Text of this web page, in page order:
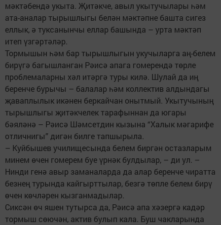
мәктәбендә укыта. Җитәкче, авыл укытучылары һәм
ата-аналар тырышлыгы белән мәктәпне башта сигез
еллык, ә туксанынчы еллар башында – урта мәктәп
итеп үзгәртәләр.
Тормышын һәм бар тырышлыгын укучыларга аң-белем
бирүгә багышланган Рәисә апага гомерендә төрле
проблемаларны хәл итәргә туры килә. Шулай да иң
беренче бурычы – балалар һәм коллектив алдындагы
җаваплылык икәнен беркайчан онытмый. Укытучының
тырышлыгы җитәкчелек тарафыннан да югары
бәяләнә – Рәисә Шәмсетдин кызына “Халык мәгарифе
отличнигы” дигән билге тапшырыла.
– Куйбышев училищесында белем биргән остазларым
минем өчен гомерем буе үрнәк булдылар, – ди ул. –
Нинди генә авыр заманаларда да алар беренче чиратта
безнең турында кайгырттылар, безгә төпле белем бирү
өчен көчләрен кызганмадылар.
Сиксән өч яшен тутырса да, Рәисә апа хәзергә кадәр
тормыш сөючән, актив булып кала. Буш чакларында